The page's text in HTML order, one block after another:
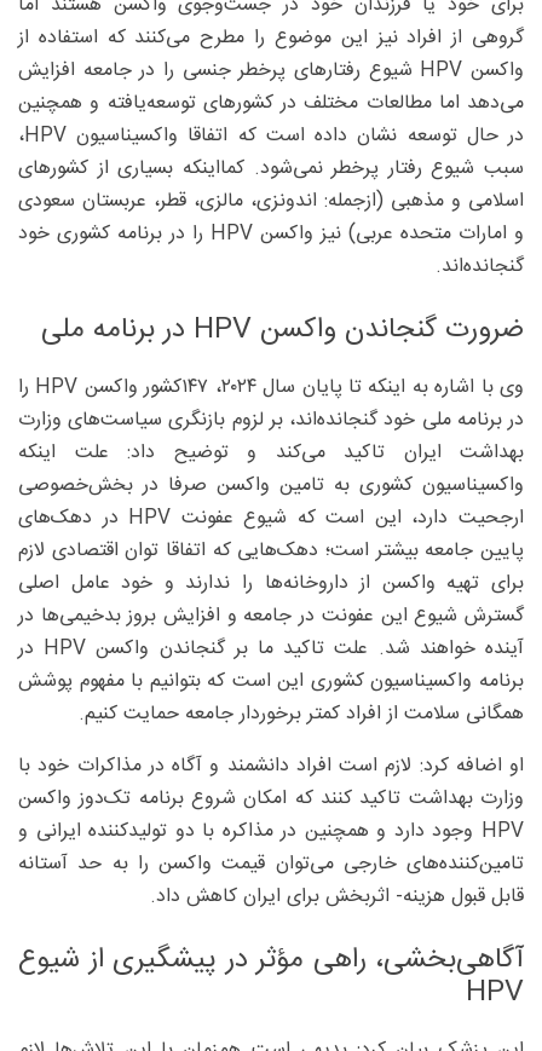
گروهی از افراد نیز این موضوع را مطرح می‌کنند که استفاده از
واکسن HPV شیوع رفتارهای پرخطر جنسی را در جامعه افزایش
می‌دهد اما مطالعات مختلف در کشورهای توسعه‌یافته و همچنین
در حال توسعه نشان داده است که اتفاقا واکسیناسیون HPV،
سبب شیوع رفتار پرخطر نمی‌شود. کمااینکه بسیاری از کشورهای
اسلامی و مذهبی (ازجمله: اندونزی، مالزی، قطر، عربستان سعودی
و امارات متحده عربی) نیز واکسن HPV را در برنامه کشوری خود
گنجانده‌اند.
ضرورت گنجاندن واکسن HPV در برنامه ملی
وی با اشاره به اینکه تا پایان سال ۲۰۲۴، ۱۴۷کشور واکسن HPV را
در برنامه ملی خود گنجانده‌اند، بر لزوم بازنگری سیاست‌های وزارت
بهداشت ایران تاکید می‌کند و توضیح داد: علت اینکه
واکسیناسیون کشوری به تامین واکسن صرفا در بخش‌خصوصی
ارجحیت دارد، این است که شیوع عفونت HPV در دهک‌های
پایین جامعه بیشتر است؛ دهک‌هایی که اتفاقا توان اقتصادی لازم
برای تهیه واکسن از داروخانه‌ها را ندارند و خود عامل اصلی
گسترش شیوع این عفونت در جامعه و افزایش بروز بدخیمی‌ها در
آینده خواهند شد. علت تاکید ما بر گنجاندن واکسن HPV در
برنامه واکسیناسیون کشوری این است که بتوانیم با مفهوم پوشش
همگانی سلامت از افراد کمتر برخوردار جامعه حمایت کنیم.
او اضافه کرد: لازم است افراد دانشمند و آگاه در مذاکرات خود با
وزارت بهداشت تاکید کنند که امکان شروع برنامه تک‌دوز واکسن
HPV وجود دارد و همچنین در مذاکره با دو تولیدکننده ایرانی و
تامین‌کننده‌های خارجی می‌توان قیمت واکسن را به حد آستانه
قابل قبول هزینه- اثربخش برای ایران کاهش داد.
آگاهی‌بخشی، راهی مؤثر در پیشگیری از شیوع
HPV